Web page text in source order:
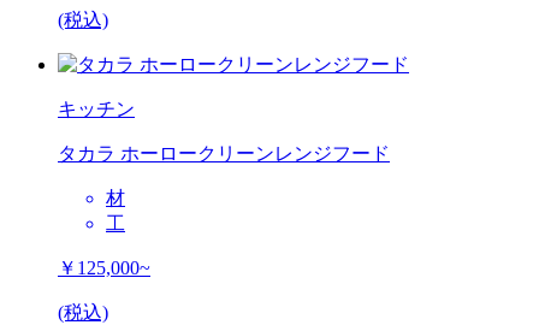
(税込)
キッチン
タカラ ホーロークリーンレンジフード
材
工
￥125,000~
(税込)